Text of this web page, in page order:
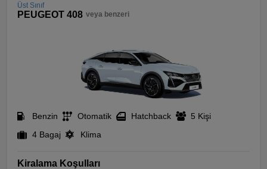
Üst Sınıf
PEUGEOT 408 veya benzeri
Benzin Otomatik Hatchback
5 Kişi
4 Bagaj
Klima
Kiralama Koşulları